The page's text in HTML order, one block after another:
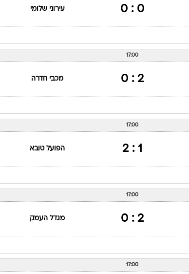
0 : 0 עירוני שלומי
17:00
2 : 0 מכבי חדרה
17:00
1 : 2 הפועל טובא
17:00
2 : 0 מגדל העמק
17:00